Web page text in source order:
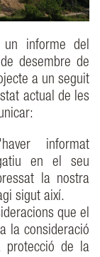
informe del
desembre de
a un seguit
actual de les
informat
en el seu
la nostra
sigut així.
que el
la consideració
protecció de la